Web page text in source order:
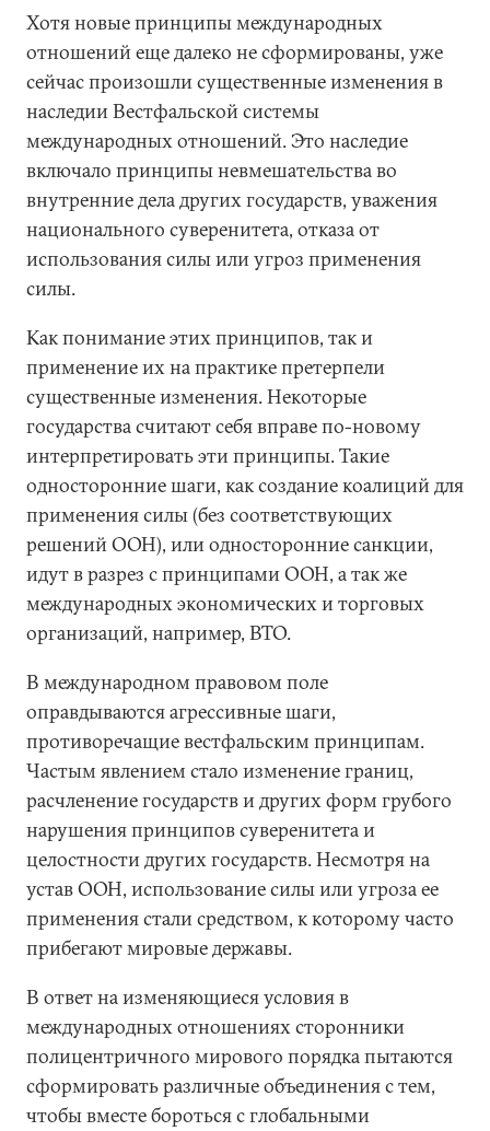
Хотя новые принципы международных
отношений еще далеко не сформированы, уже
сейчас произошли существенные изменения в
наследии Вестфальской системы
международных отношений. Это наследие
включало принципы невмешательства во
внутренние дела других государств, уважения
национального суверенитета, отказа от
использования силы или угроз применения
силы.
Как понимание этих принципов, так и
применение их на практике претерпели
существенные изменения. Некоторые
государства считают себя вправе по-новому
интерпретировать эти принципы. Такие
односторонние шаги, как создание коалиций для
применения силы (без соответствующих
решений ООН), или односторонние санкции,
идут в разрез с принципами ООН, а так же
международных экономических и торговых
организаций, например, ВТО.
В международном правовом поле
оправдываются агрессивные шаги,
противоречащие вестфальским принципам.
Частым явлением стало изменение границ,
расчленение государств и других форм грубого
нарушения принципов суверенитета и
целостности других государств. Несмотря на
устав ООН, использование силы или угроза ее
применения стали средством, к которому часто
прибегают мировые державы.
В ответ на изменяющиеся условия в
международных отношениях сторонники
полицентричного мирового порядка пытаются
сформировать различные объединения с тем,
чтобы вместе бороться с глобальными